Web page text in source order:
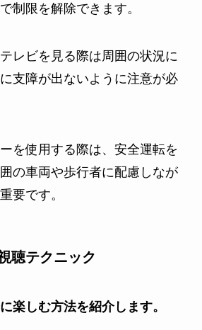
制限を解除できます。
レビを見る際は周囲の状況に
支障が出ないように注意が必
を使用する際は、安全運転を
の車両や歩行者に配慮しなが
要です。
聴テクニック
楽しむ方法を紹介します。